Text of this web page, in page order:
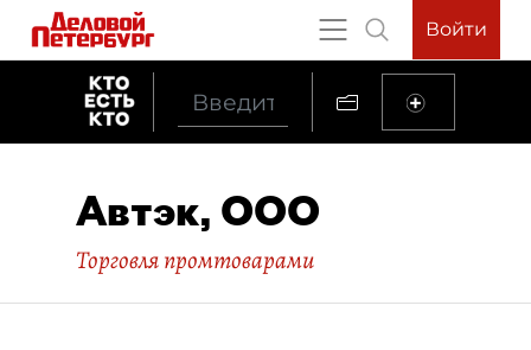
Войти
Автэк, ООО
Торговля промтоварами